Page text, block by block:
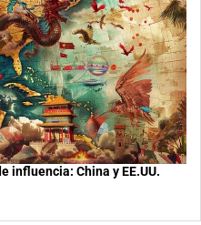
influencia: China y EE.UU.